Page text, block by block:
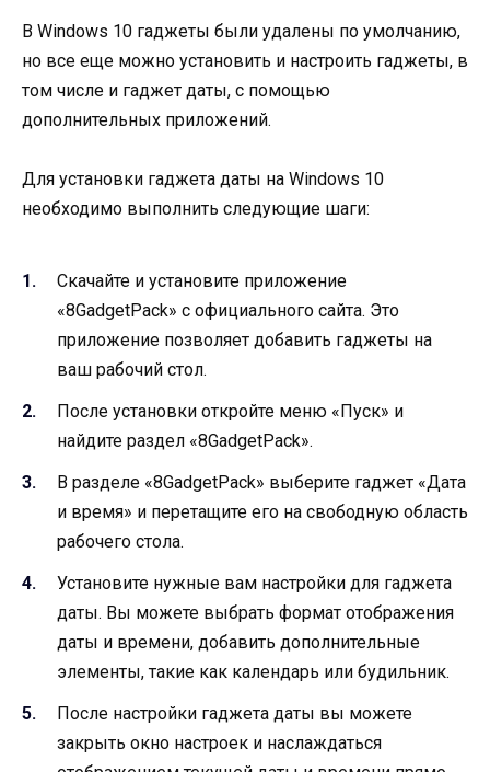
В Windows 10 гаджеты были удалены по умолчанию,
но все еще можно установить и настроить гаджеты, в
том числе и гаджет даты, с помощью
дополнительных приложений.
Для установки гаджета даты на Windows 10
необходимо выполнить следующие шаги:
Скачайте и установите приложение
«8GadgetPack» с официального сайта. Это
приложение позволяет добавить гаджеты на
ваш рабочий стол.
После установки откройте меню «Пуск» и
найдите раздел «8GadgetPack».
В разделе «8GadgetPack» выберите гаджет «Дата
и время» и перетащите его на свободную область
рабочего стола.
Установите нужные вам настройки для гаджета
даты. Вы можете выбрать формат отображения
даты и времени, добавить дополнительные
элементы, такие как календарь или будильник.
После настройки гаджета даты вы можете
закрыть окно настроек и наслаждаться